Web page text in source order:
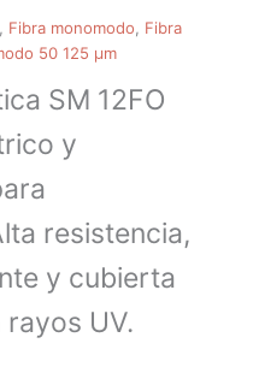
Fibra monomodo
Fibra
50 125 µm
SM 12FO
y
resistencia,
y cubierta
UV.